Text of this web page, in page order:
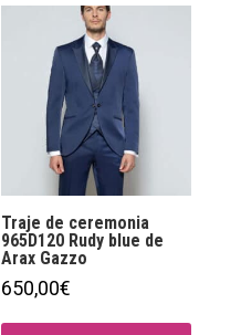
Traje de ceremonia
965D120 Rudy blue de
Arax Gazzo
650,00€